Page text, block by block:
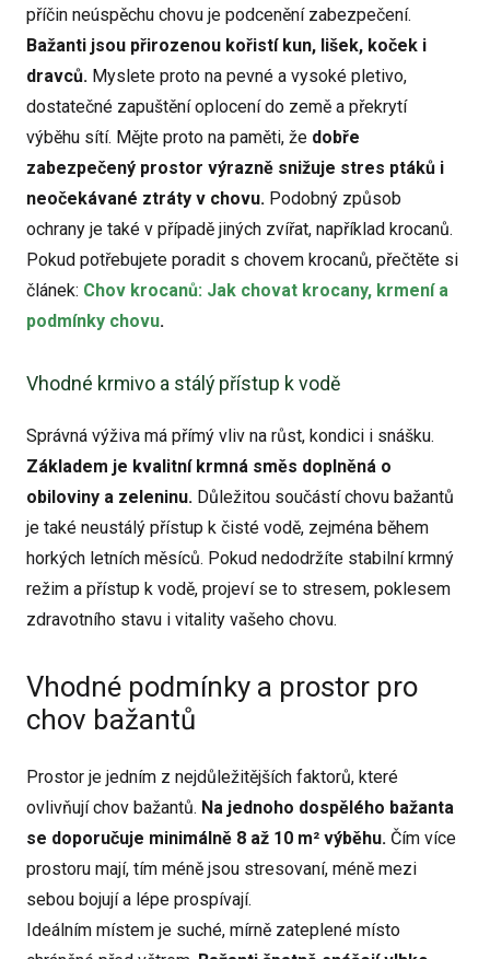
příčin neúspěchu chovu je podcenění zabezpečení.
Bažanti jsou přirozenou kořistí kun, lišek, koček i
dravců. Myslete proto na pevné a vysoké pletivo,
dostatečné zapuštění oplocení do země a překrytí
výběhu sítí. Mějte proto na paměti, že dobře
zabezpečený prostor výrazně snižuje stres ptáků i
neočekávané ztráty v chovu. Podobný způsob
ochrany je také v případě jiných zvířat, například krocanů.
Pokud potřebujete poradit s chovem krocanů, přečtěte si
článek: Chov krocanů: Jak chovat krocany, krmení a
podmínky chovu.
Vhodné krmivo a stálý přístup k vodě
Správná výživa má přímý vliv na růst, kondici i snášku.
Základem je kvalitní krmná směs doplněná o
obiloviny a zeleninu. Důležitou součástí chovu bažantů
je také neustálý přístup k čisté vodě, zejména během
horkých letních měsíců. Pokud nedodržíte stabilní krmný
režim a přístup k vodě, projeví se to stresem, poklesem
zdravotního stavu i vitality vašeho chovu.
Vhodné podmínky a prostor pro
chov bažantů
Prostor je jedním z nejdůležitějších faktorů, které
ovlivňují chov bažantů. Na jednoho dospělého bažanta
se doporučuje minimálně 8 až 10 m² výběhu. Čím více
prostoru mají, tím méně jsou stresovaní, méně mezi
sebou bojují a lépe prospívají.
Ideálním místem je suché, mírně zateplené místo